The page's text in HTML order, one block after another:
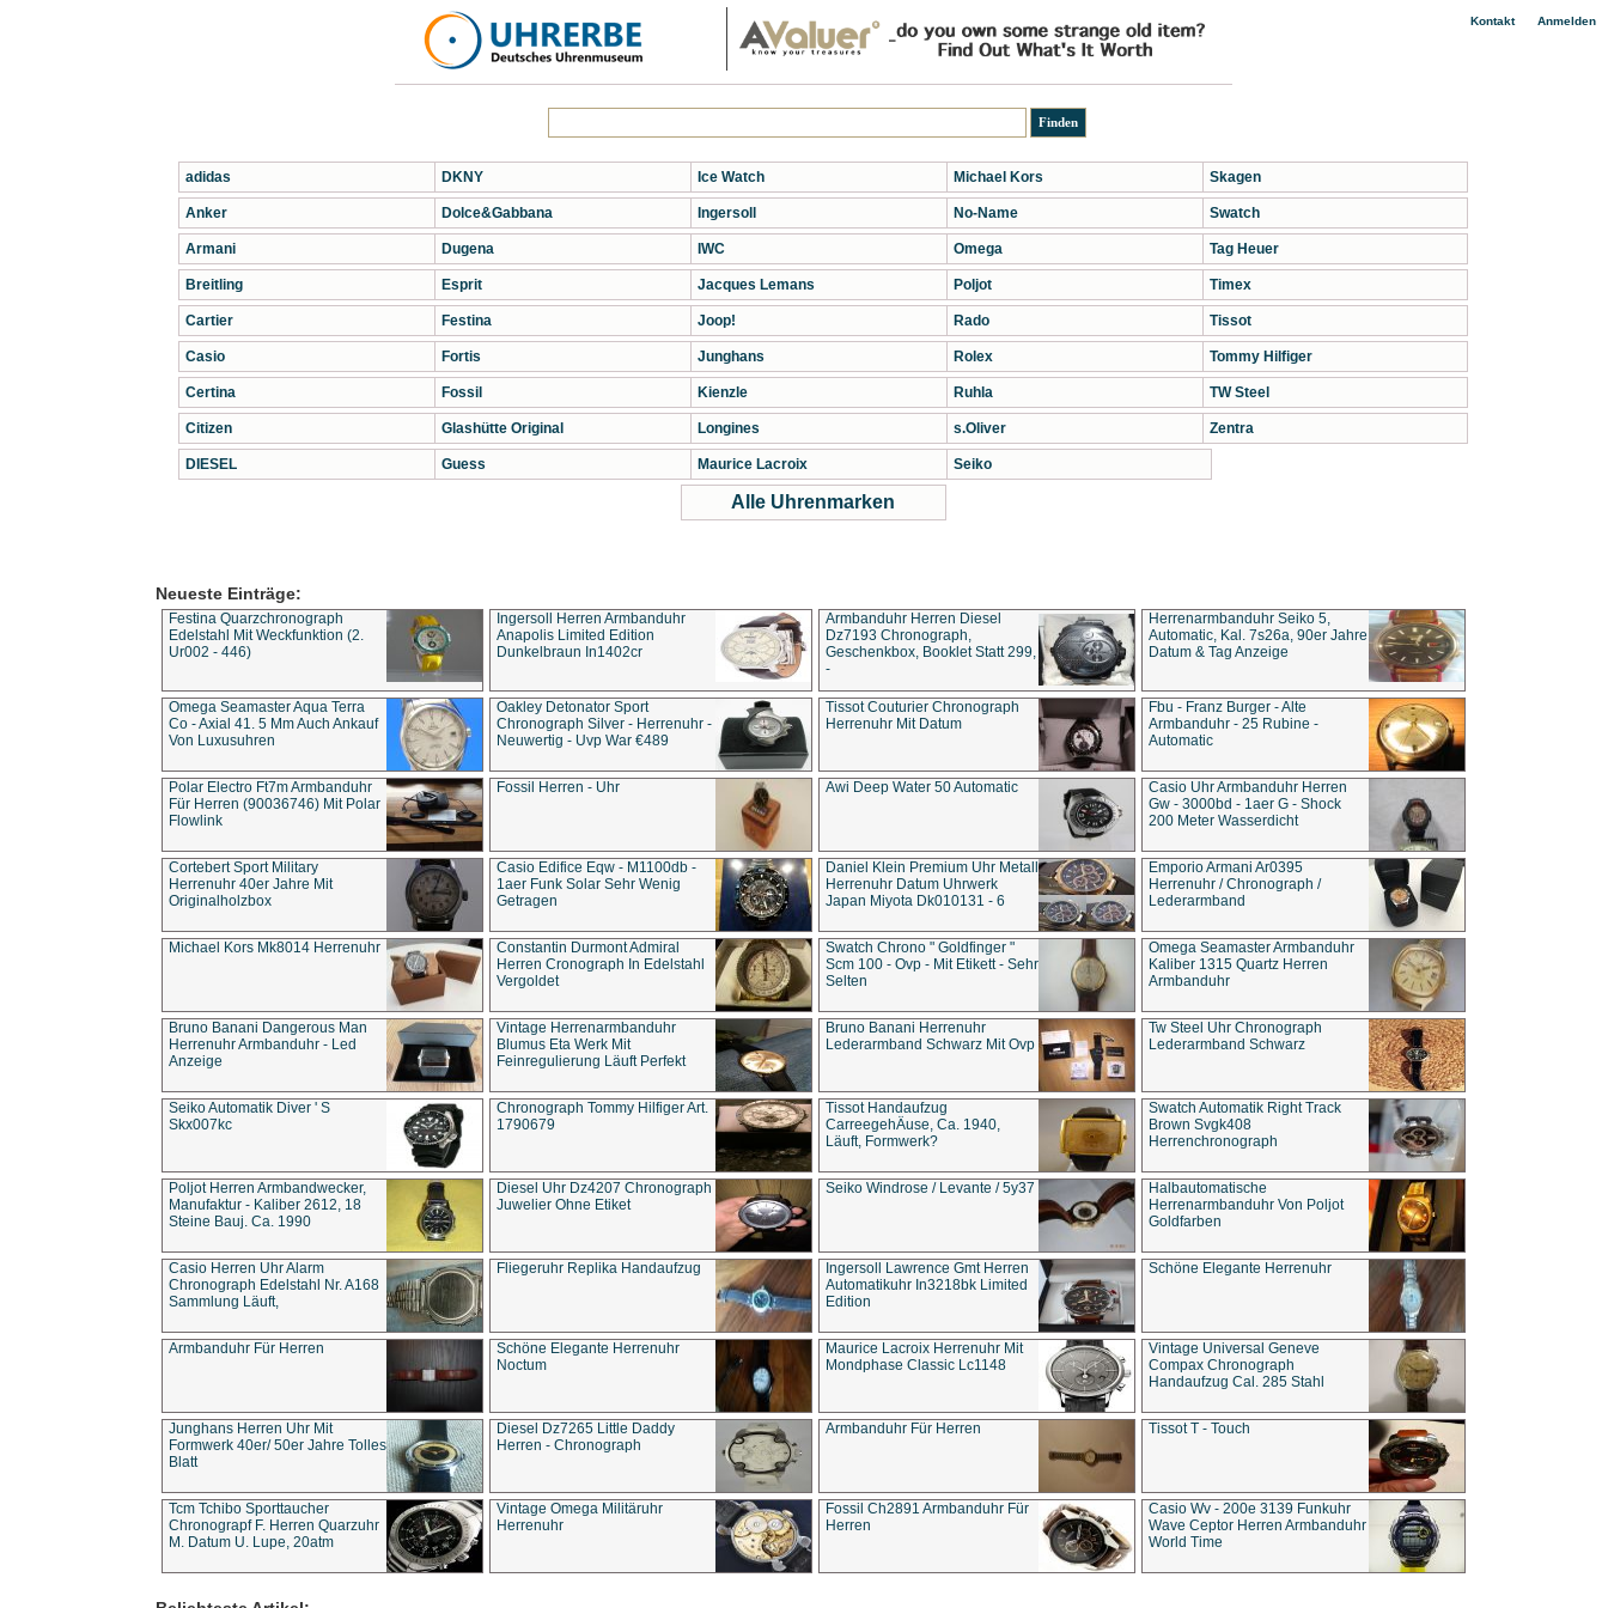
Kontakt| Anmelden
adidas
Anker
Armani
Breitling
Cartier
Casio
Certina
Citizen
DIESEL
DKNY
Dolce&Gabbana
Dugena
Esprit
Festina
Fortis
Fossil
Glashütte Original
Guess
Ice Watch
Ingersoll
IWC
Jacques Lemans
Joop!
Junghans
Kienzle
Longines
Maurice Lacroix
Michael Kors
No-Name
Omega
Poljot
Rado
Rolex
Ruhla
s.Oliver
Seiko
Skagen
Swatch
Tag Heuer
Timex
Tissot
Tommy Hilfiger
TW Steel
Zentra
Alle Uhrenmarken
Neueste Einträge:
Festina Quarzchronograph
Edelstahl Mit Weckfunktion (2.
Ur002 - 446)
Ingersoll Herren Armbanduhr
Anapolis Limited Edition
Dunkelbraun In1402cr
Armbanduhr Herren Diesel
Dz7193 Chro­no­graph,
Geschenkbox, Booklet Statt 299,
-
Herrenarmbanduhr Seiko 5,
Automatic, Kal. 7s26a, 90er Jahre
Datum & Tag Anzeige
Omega Seamaster Aqua Terra
Co - Axial 41. 5 Mm Auch Ankauf
Von Luxusuhren
Oakley Detonator Sport
Chronograph Silver - Herrenuhr -
Neuwertig - Uvp War €489
Tissot Couturier Chronograph
Herrenuhr Mit Datum
Fbu - Franz Burger - Alte
Armbanduhr - 25 Rubine -
Automatic
Polar Electro Ft7m Armbanduhr
Für Herren (90036746) Mit Polar
Flowlink
Fossil Herren - Uhr Awi Deep Water 50 Automatic
Casio Uhr Armbanduhr Herren
Gw - 3000bd - 1aer G - Shock
200 Meter Wasserdicht
Cortebert Sport Military
Herrenuhr 40er Jahre Mit
Originalholzbox
Casio Edifice Eqw - M1100db -
1aer Funk Solar Sehr Wenig
Getragen
Daniel Klein Premium Uhr Metall
Herrenuhr Datum Uhrwerk
Japan Miyota Dk010131 - 6
Emporio Armani Ar0395
Herrenuhr / Chronograph /
Lederarmband
Michael Kors Mk8014 Herrenuhr
Constantin Durmont Admiral
Herren Cronograph In Edelstahl
Vergoldet
Swatch Chrono " Goldfinger "
Scm 100 - Ovp - Mit Etikett - Sehr
Selten
Omega Seamaster Armbanduhr
Kaliber 1315 Quartz Herren
Armbanduhr
Bruno Banani Dangerous Man
Herrenuhr Armbanduhr - Led
Anzeige
Vintage Herrenarmbanduhr
Blumus Eta Werk Mit
Feinregulierung Läuft Perfekt
Bruno Banani Herrenuhr
Lederarmband Schwarz Mit Ovp
Tw Steel Uhr Chronograph
Lederarmband Schwarz
Seiko Automatik Diver ' S
Skx007kc
Chronograph Tommy Hilfiger Art.
1790679
Tissot Handaufzug
CarreegehÄuse, Ca. 1940,
Läuft, Formwerk?
Swatch Automatik Right Track
Brown Svgk408
Herrenchronograph
Poljot Herren Armbandwecker,
Manufaktur - Kaliber 2612, 18
Steine Bauj. Ca. 1990
Diesel Uhr Dz4207 Chronograph
Juwelier Ohne Etiket
Seiko Windrose / Levante / 5y37
Halbautomatische
Herrenarmbanduhr Von Poljot
Goldfarben
Casio Herren Uhr Alarm
Chronograph Edelstahl Nr. A168
Sammlung Läuft,
Fliegeruhr Replika Handaufzug
Ingersoll Lawrence Gmt Herren
Automatikuhr In3218bk Limited
Edition
Schöne Elegante Herrenuhr
Armbanduhr Für Herren
Schöne Elegante Herrenuhr
Noctum
Maurice Lacroix Herrenuhr Mit
Mondphase Classic Lc1148
Vintage Universal Geneve
Compax Chronograph
Handaufzug Cal. 285 Stahl
Junghans Herren Uhr Mit
Formwerk 40er/ 50er Jahre Tolles
Blatt
Diesel Dz7265 Little Daddy
Herren - Chronograph
Armbanduhr Für Herren Tissot T - Touch
Tcm Tchibo Sporttaucher
Chronograpf F. Herren Quarzuhr
M. Datum U. Lupe, 20atm
Vintage Omega Militäruhr
Herrenuhr
Fossil Ch2891 Armbanduhr Für
Herren
Casio Wv - 200e 3139 Funkuhr
Wave Ceptor Herren Armbanduhr
World Time